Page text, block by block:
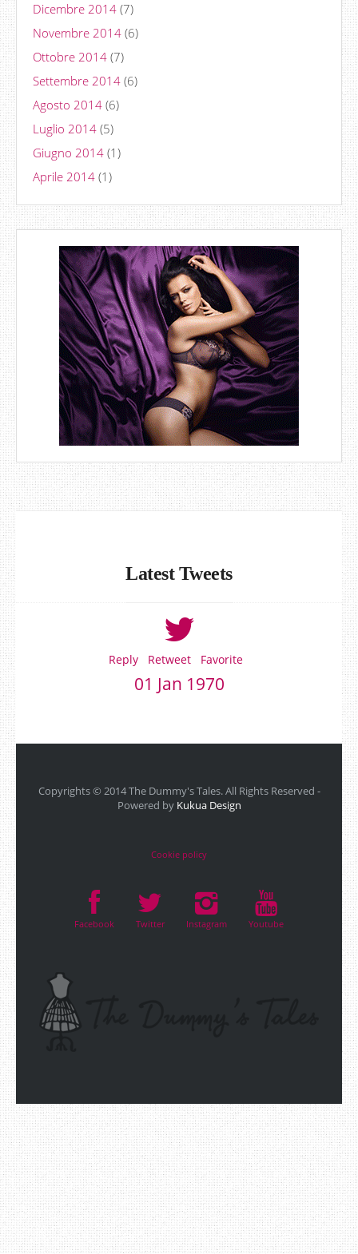
Dicembre 2014 (7)
Novembre 2014 (6)
Ottobre 2014 (7)
Settembre 2014 (6)
Agosto 2014 (6)
Luglio 2014 (5)
Giugno 2014 (1)
Aprile 2014 (1)
Latest Tweets
Reply Retweet Favorite
01 Jan 1970
Copyrights © 2014 The Dummy's Tales. All Rights Reserved -
Powered by Kukua Design
Cookie policy
Facebook Twitter Instagram Youtube